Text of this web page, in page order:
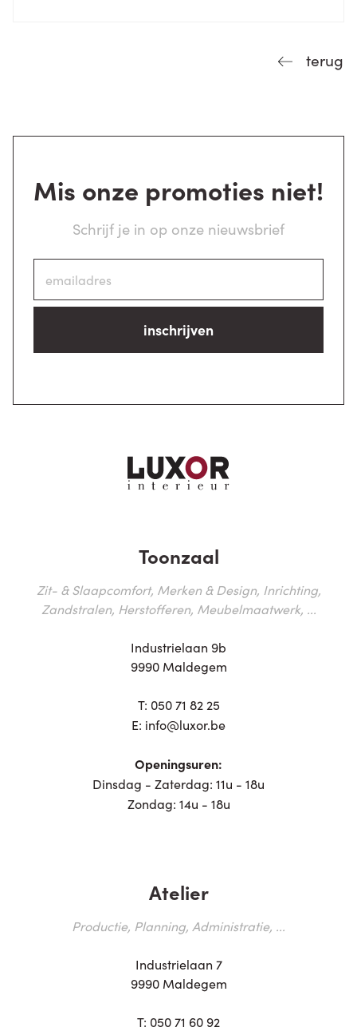
terug
Mis onze promoties niet!
Schrijf je in op onze nieuwsbrief
inschrijven
Toonzaal
Zit- & Slaapcomfort, Merken & Design, Inrichting,
Zandstralen, Herstofferen, Meubelmaatwerk, ...
Industrielaan 9b
9990 Maldegem
T: 050 71 82 25
E: info@luxor.be
Openingsuren:
Dinsdag - Zaterdag: 11u - 18u
Zondag: 14u - 18u
Atelier
Productie, Planning, Administratie, ...
Industrielaan 7
9990 Maldegem
T: 050 71 60 92